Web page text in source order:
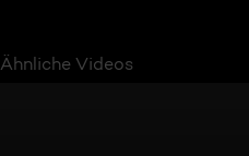
Ähnliche Videos